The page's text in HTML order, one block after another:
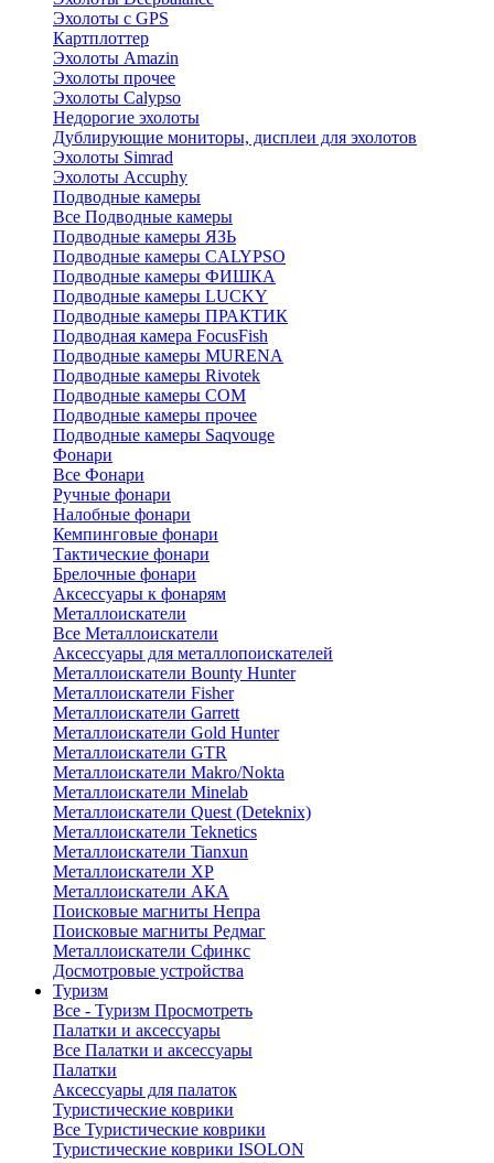
Эхолоты с GPS
Картплоттер
Эхолоты Amazin
Эхолоты прочее
Эхолоты Calypso
Недорогие эхолоты
Дублирующие мониторы, дисплеи для эхолотов
Эхолоты Simrad
Эхолоты Accuphy
Подводные камеры
Все Подводные камеры
Подводные камеры ЯЗЬ
Подводные камеры CALYPSO
Подводные камеры ФИШКА
Подводные камеры LUCKY
Подводные камеры ПРАКТИК
Подводная камера FocusFish
Подводные камеры MURENA
Подводные камеры Rivotek
Подводные камеры СОМ
Подводные камеры прочее
Подводные камеры Saqvouge
Фонари
Все Фонари
Ручные фонари
Налобные фонари
Кемпинговые фонари
Тактические фонари
Брелочные фонари
Аксессуары к фонарям
Металлоискатели
Все Металлоискатели
Аксессуары для металлопоискателей
Металлоискатели Bounty Hunter
Металлоискатели Fisher
Металлоискатели Garrett
Металлоискатели Gold Hunter
Металлоискатели GTR
Металлоискатели Makro/Nokta
Металлоискатели Minelab
Металлоискатели Quest (Deteknix)
Металлоискатели Teknetics
Металлоискатели Tianxun
Металлоискатели XP
Металлоискатели АКА
Поисковые магниты Непра
Поисковые магниты Редмаг
Металлоискатели Сфинкс
Досмотровые устройства
Туризм
Все - Туризм Просмотреть
Палатки и аксессуары
Все Палатки и аксессуары
Палатки
Аксессуары для палаток
Туристические коврики
Все Туристические коврики
Туристические коврики ISOLON